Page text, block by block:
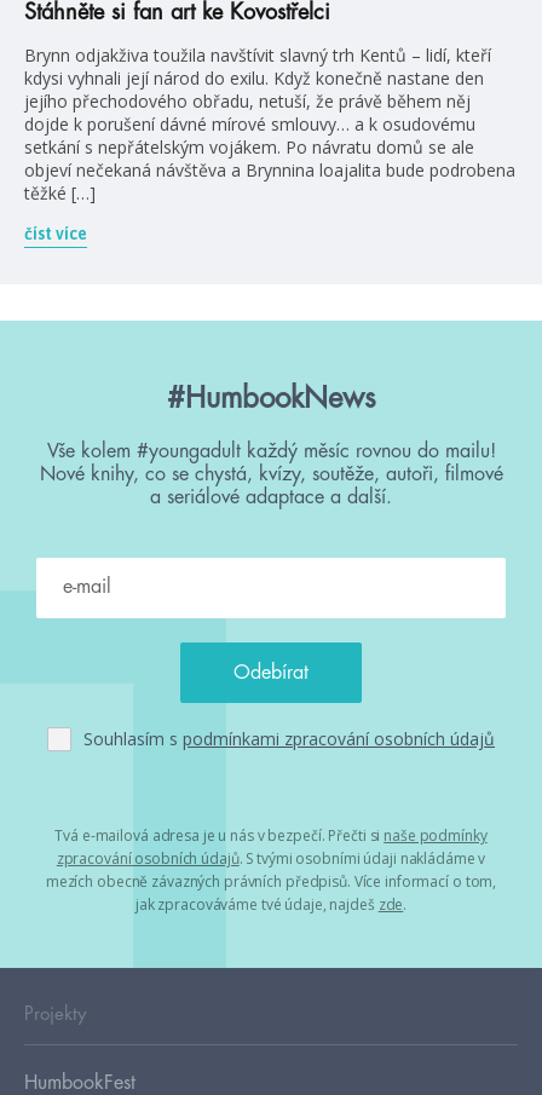
Stáhněte si fan art ke Kovostřelci
Brynn odjakživa toužila navštívit slavný trh Kentů – lidí, kteří
kdysi vyhnali její národ do exilu. Když konečně nastane den
jejího přechodového obřadu, netuší, že právě během něj
dojde k porušení dávné mírové smlouvy… a k osudovému
setkání s nepřátelským vojákem. Po návratu domů se ale
objeví nečekaná návštěva a Brynnina loajalita bude podrobena
těžké […]
číst více
#HumbookNews
Vše kolem #youngadult každý měsíc rovnou do mailu!
Nové knihy, co se chystá, kvízy, soutěže, autoři, filmové
a seriálové adaptace a další.
Souhlasím s podmínkami zpracování osobních údajů
Tvá e-mailová adresa je u nás v bezpečí. Přečti si naše podmínky
zpracování osobních údajů. S tvými osobními údaji nakládáme v
mezích obecně závazných právních předpisů. Více informací o tom,
jak zpracováváme tvé údaje, najdeš zde.
Projekty
HumbookFest